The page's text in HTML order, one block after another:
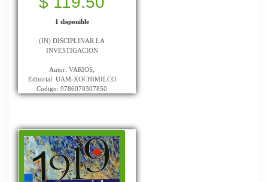
1 disponible
(IN) DISCIPLINAR LA
INVESTIGACION
Autor: VARIOS,
Editorial: UAM-XOCHIMILCO
Codigo: 9786070307850